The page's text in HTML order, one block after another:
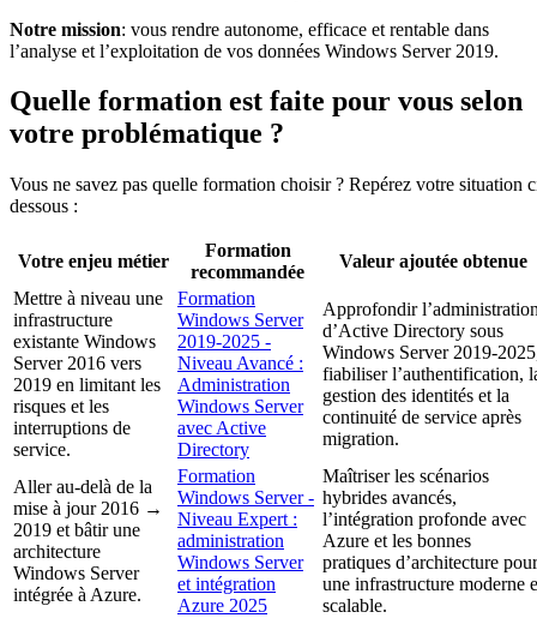
Notre mission: vous rendre autonome, efficace et rentable dans
l’analyse et l’exploitation de vos données Windows Server 2019.
Quelle formation est faite pour vous selon
votre problématique ?
Vous ne savez pas quelle formation choisir ? Repérez votre situation
dessous :
Votre enjeu métier
Formation
recommandée
Valeur ajoutée obtenue
Mettre à niveau une
infrastructure
existante Windows
Server 2016 vers
2019 en limitant les
risques et les
interruptions de
service.
Formation
Windows Server
2019-2025 -
Niveau Avancé :
Administration
Windows Server
avec Active
Directory
Approfondir
d’Active Directory sous
Windows Server 2019-
fiabiliser l’authentification,
gestion des identités et la
continuité de service après
migration.
Aller au-delà de la
mise à jour 2016 →
2019 et bâtir une
architecture
Windows Server
intégrée à Azure.
Formation
Windows Server -
Niveau Expert :
administration
Windows Server
et intégration
Azure 2025
Maîtriser les scénarios
hybrides avancés,
l’intégration profonde avec
Azure et les bonnes
pratiques d’architecture pour
une infrastructure moderne
scalable.